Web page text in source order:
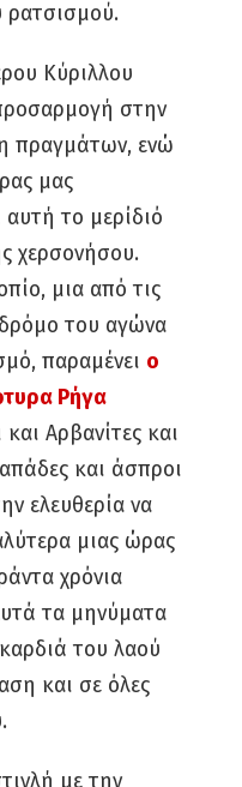
ρατσισμού.
Κύριλλου
στην
πραγμάτων, ενώ
μας
το μερίδιό
χερσονήσου.
μια από τις
του αγώνα
παραμένει ο
Ρήγα
Αρβανίτες και
και άσπροι
ελευθερία να
μιας ώρας
χρόνια
τα μηνύματα
του λαού
και σε όλες
με την